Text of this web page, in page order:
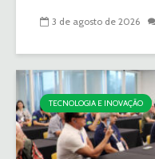
3 de agosto de 2026
TECNOLOGIA E INOVAÇÃO